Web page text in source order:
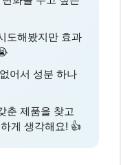
도해봤지만 효과
어서 성분 하나
춘 제품을 찾고
게 생각해요! 👍